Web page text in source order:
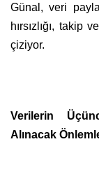
Günal, veri
hırsızlığı, takip
çiziyor.
Verilerin
Alınacak